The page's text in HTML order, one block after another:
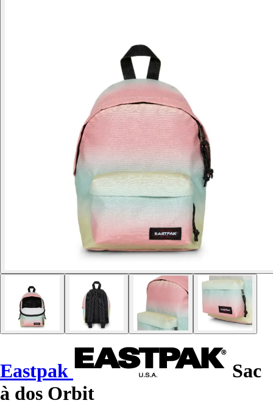
Eastpak
Sac
à dos Orbit